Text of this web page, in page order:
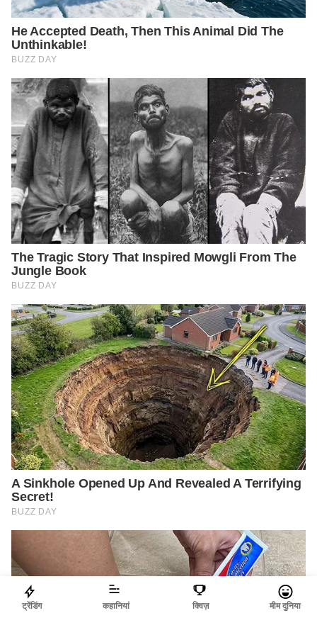
ट्रेंडिंग कहानियां क्विज़ मीम दुनिया